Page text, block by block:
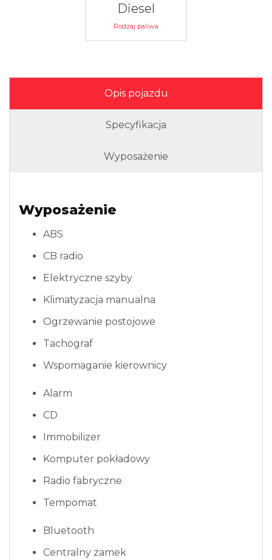
Diesel
Rodzaj paliwa
Opis pojazdu
Specyfikacja
Wyposażenie
Wyposażenie
ABS
CB radio
Elektryczne szyby
Klimatyzacja manualna
Ogrzewanie postojowe
Tachograf
Wspomaganie kierownicy
Alarm
CD
Immobilizer
Komputer pokładowy
Radio fabryczne
Tempomat
Bluetooth
Centralny zamek